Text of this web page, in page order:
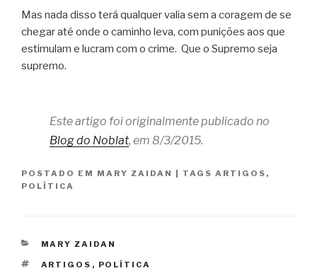
Mas nada disso terá qualquer valia sem a coragem de se
chegar até onde o caminho leva, com punições aos que
estimulam e lucram com o crime. Que o Supremo seja
supremo.
Este artigo foi originalmente publicado no
Blog do Noblat, em 8/3/2015.
POSTADO EM MARY ZAIDAN | TAGS ARTIGOS ,
POLÍTICA
CATEGORIAS
MARY ZAIDAN
TAGS
ARTIGOS , POLÍTICA